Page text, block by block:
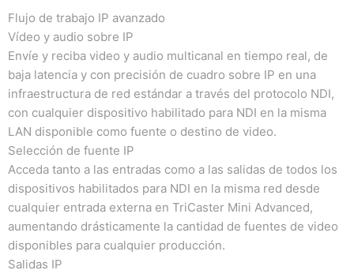
Flujo de trabajo IP avanzado
Vídeo y audio sobre IP
Envíe y reciba video y audio multicanal en tiempo real, de
baja latencia y con precisión de cuadro sobre IP en una
infraestructura de red estándar a través del protocolo NDI,
con cualquier dispositivo habilitado para NDI en la misma
LAN disponible como fuente o destino de video.
Selección de fuente IP
Acceda tanto a las entradas como a las salidas de todos los
dispositivos habilitados para NDI en la misma red desde
cualquier entrada externa en TriCaster Mini Advanced,
aumentando drásticamente la cantidad de fuentes de video
disponibles para cualquier producción.
Salidas IP